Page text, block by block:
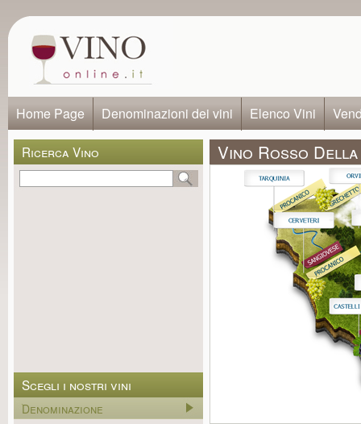
Home Page Denominazioni dei vini Elenco Vini
Ricerca Vino
Scegli i nostri vini
Denominazione
Vino Rosso Della